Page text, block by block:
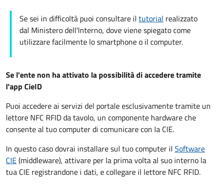
Se sei in difficoltà puoi consultare il tutorial realizzato
dal Ministero dell'Interno, dove viene spiegato come
utilizzare facilmente lo smartphone o il computer.
Se l'ente non ha attivato la possibilità di accedere tramite
l'app CieID
Puoi accedere ai servizi del portale esclusivamente tramite un
lettore NFC RFID da tavolo, un componente hardware che
consente al tuo computer di comunicare con la CIE.
In questo caso dovrai installare sul tuo computer il Software
CIE(middleware), attivare per la prima volta al suo interno la
tua CIE registrandone i dati, e collegare il lettore NFC RFID.